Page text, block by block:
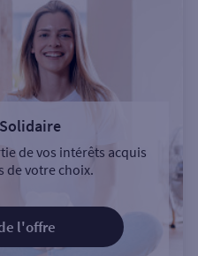
de vos intérêts acquis
de votre choix.
l'offre